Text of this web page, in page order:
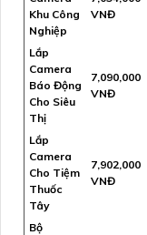
Khu Công
Nghiệp
VNĐ
Lắp
Camera
Báo Động
Cho Siêu
Thị
7,090,000
VNĐ
Lắp
Camera
Cho Tiệm
Thuốc
Tây
7,902,000
VNĐ
Bộ